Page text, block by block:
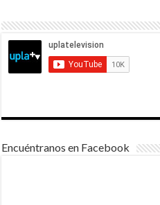
Encuéntranos en Facebook